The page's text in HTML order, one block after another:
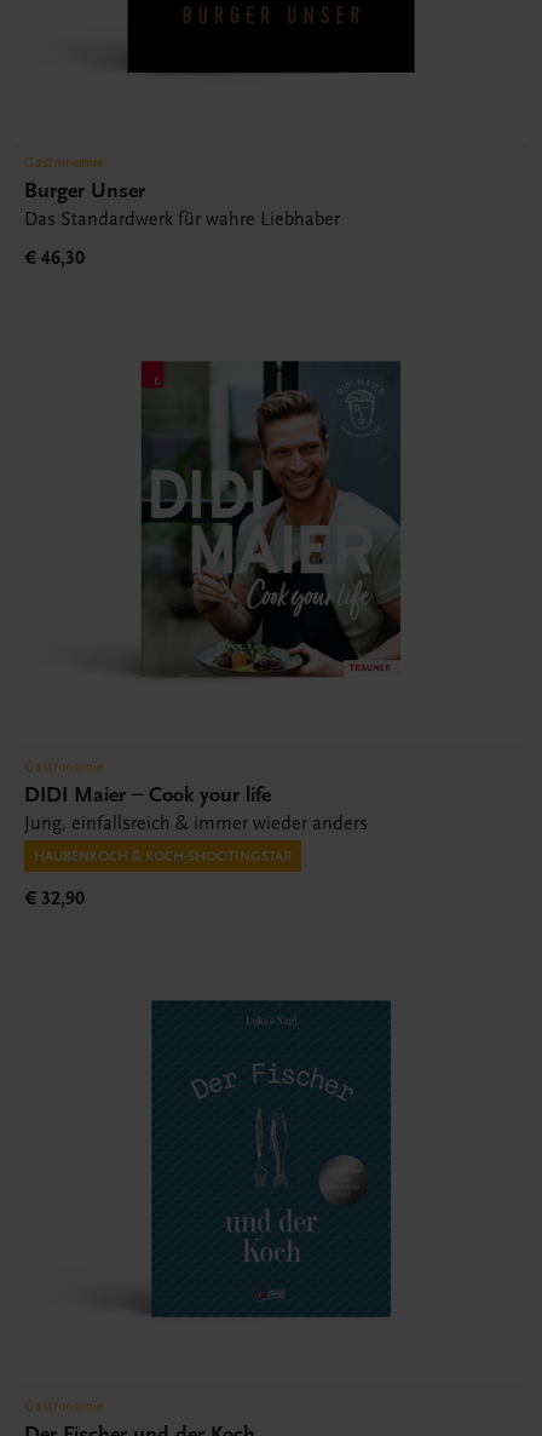
Gastronomie
Burger Unser
Das Standardwerk für wahre Liebhaber
€ 46,30
Gastronomie
DIDI Maier – Cook your life
Jung, einfallsreich & immer wieder anders
HAUBENKOCH & KOCH-SHOOTINGSTAR
€ 32,90
Gastronomie